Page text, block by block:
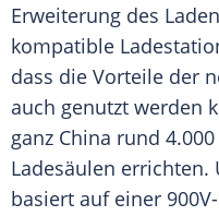
Erweiterung des
kompatible
dass die Vorteile der
auch genutzt werden
ganz China rund
Ladesäulen errichten.
basiert auf einer